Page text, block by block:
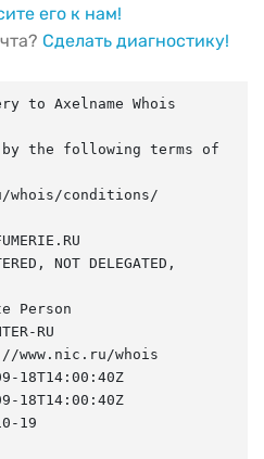
его к нам!
Сделать диагностику!
to Axelname Whois
by the following terms of
whois/conditions/
NOT DELEGATED,
Person
RU
www.nic.ru/whois
19